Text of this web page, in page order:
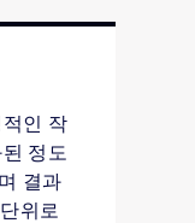
인 작
정도
결과
위로